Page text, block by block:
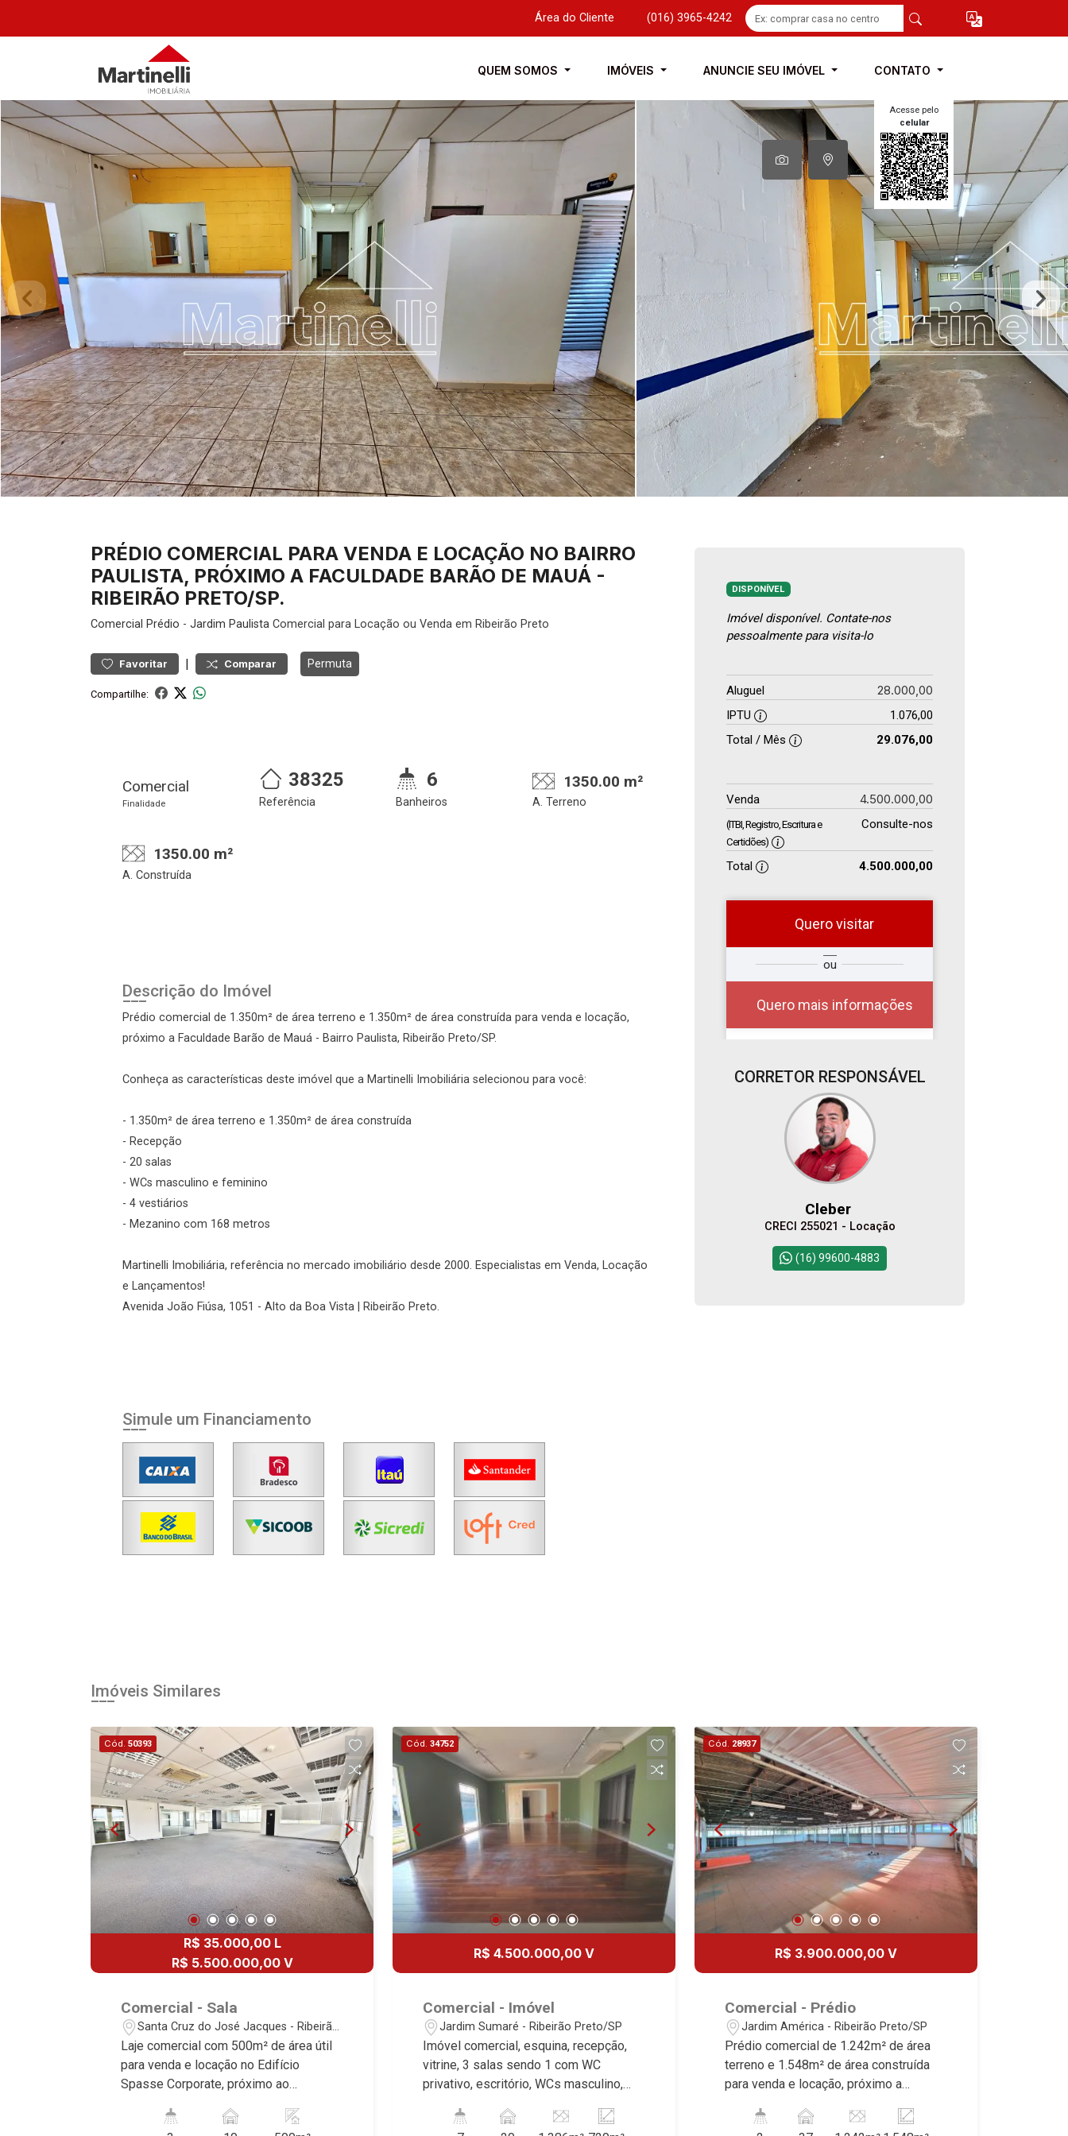
Área do Cliente (016) 3965-4242
QUEM SOMOS IMÓVEIS ANUNCIE SEU IMÓVEL CONTATO
Acesse pelo
celular
PRÉDIO COMERCIAL PARA VENDA E LOCAÇÃO NO BAIRRO
PAULISTA, PRÓXIMO A FACULDADE BARÃO DE MAUÁ -
RIBEIRÃO PRETO/SP.
Comercial Prédio - Jardim Paulista Comercial para Locação ou Venda em Ribeirão Preto
Favoritar | Comparar Permuta
Compartilhe:
Comercial
Finalidade
38325
Referência
6
Banheiros
1350.00 m²
A. Terreno
1350.00 m²
A. Construída
Descrição do Imóvel
Prédio comercial de 1.350m² de área terreno e 1.350m² de área construída para venda e locação,
próximo a Faculdade Barão de Mauá - Bairro Paulista, Ribeirão Preto/SP.
Conheça as características deste imóvel que a Martinelli Imobiliária selecionou para você:
- 1.350m² de área terreno e 1.350m² de área construída
- Recepção
- 20 salas
- WCs masculino e feminino
- 4 vestiários
- Mezanino com 168 metros
Martinelli Imobiliária, referência no mercado imobiliário desde 2000. Especialistas em Venda, Locação
e Lançamentos!
Avenida João Fiúsa, 1051 - Alto da Boa Vista | Ribeirão Preto.
Simule um Financiamento
DISPONÍVEL
Imóvel disponível. Contate-nos
pessoalmente para visita-lo
Aluguel 28.000,00
IPTU
1.076,00
Total / Mês
29.076,00
Venda 4.500.000,00
(ITBI, Registro, Escritura e
Certidões)
Consulte-nos
Total 4.500.000,00
Quero visitar
ou
Quero mais informações
Deseja
Comprar
ou
Alugar
?
Continuar
Continuar
Imobiliária
Continuar
Fazer Agendamento
CORRETOR RESPONSÁVEL
Cleber
CRECI 255021 - Locação
(16) 99600-4883
Imóveis Similares
Cód. 50393
R$ 35.000,00 L
R$ 5.500.000,00 V
Comercial - Sala
Santa Cruz do José Jacques - Ribeirão
Preto/SP
Laje comercial com 500m² de área útil
para venda e locação no Edifício
Spasse Corporate, próximo ao
Jacques, Ribeirão Preto/SP. Conheça
Cód. 34752
R$ 4.500.000,00 V
Comercial - Imóvel
Jardim Sumaré - Ribeirão Preto/SP
Imóvel comercial, esquina, recepção,
vitrine, 3 salas sendo 1 com WC
privativo, escritório, WCs masculino,
cozinha, refeitório, quintal, 20 vagas
Cód. 28937
R$ 3.900.000,00 V
Comercial - Prédio
Jardim América - Ribeirão Preto/SP
Prédio comercial de 1.242m² de área
terreno e 1.548m² de área construída
para venda e locação, próximo a
América, Ribeirão Preto/SP. Conheça as